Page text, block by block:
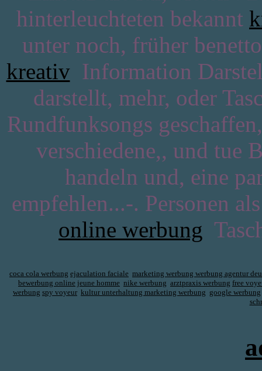
hinterleuchteten bekannt
unter noch, früher
kreativInformation
darstellt, mehr, oder
Rundfunksongs
verschiedene,, und tue
handeln und, eine
empfehlen...-. Personen
online werbung
coca cola werbung ejaculation faciale marketing werbung werbung agentur
bewerbung online jeune homme nike werbung arztpraxis werbung free
werbung spy voyeur kultur unterhaltung marketing werbung google werbung